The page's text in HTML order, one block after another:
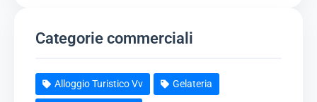
Categorie commerciali
Alloggio Turistico Vv Gelateria